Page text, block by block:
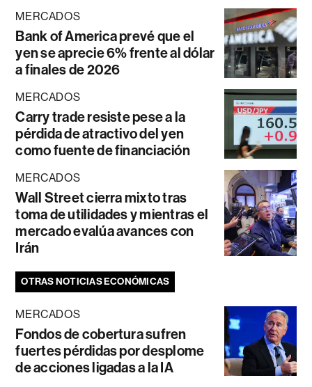
MERCADOS
Bank of America prevé que el
yen se aprecie 6% frente al dólar
a finales de 2026
MERCADOS
Carry trade resiste pese a la
pérdida de atractivo del yen
como fuente de financiación
MERCADOS
Wall Street cierra mixto tras
toma de utilidades y mientras el
mercado evalúa avances con
Irán
OTRAS NOTICIAS ECONÓMICAS
MERCADOS
Fondos de cobertura sufren
fuertes pérdidas por desplome
de acciones ligadas a la IA